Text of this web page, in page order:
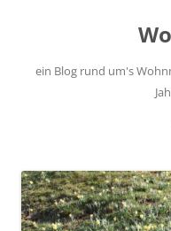
ein Blog rund um's